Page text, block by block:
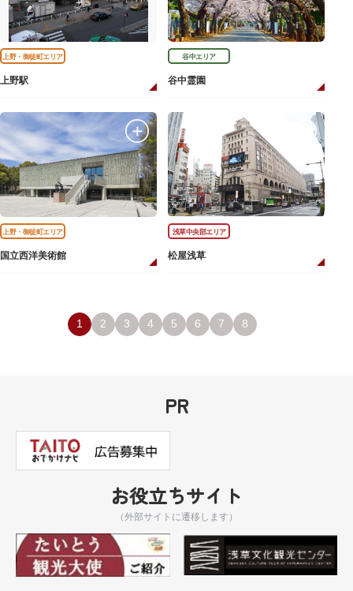
上野・御徒町エリア
上野駅
谷中エリア
谷中霊園
上野・御徒町エリア
国立西洋美術館
浅草中央部エリア
松屋浅草
1 2 3 4 5 6 7 8
PR
お役立ちサイト
（外部サイトに遷移します）